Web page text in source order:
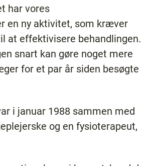
har vores
en ny aktivitet, som kræver
at effektivisere behandlingen.
snart kan gøre noget mere
for et par år siden besøgte
i januar 1988 sammen med
og en fysioterapeut,